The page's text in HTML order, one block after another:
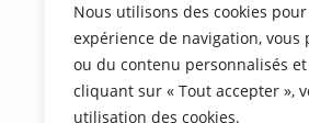
Nous utilisons des cookies
expérience de navigation,
ou du contenu personnalisés
cliquant sur « Tout accepter »,
utilisation des cookies.
Leader